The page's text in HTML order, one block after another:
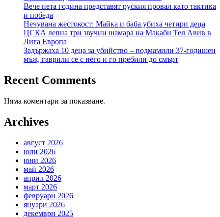
Вече пета година представят руския провал като тактика
и победа
Нечувана жестокост: Майка и баба убиха четири деца
ЦСКА лепна три звучни шамара на Макаби Тел Авив в
Лига Европа
Задържаха 10 деца за убийство – подмамили 37-годишен
мъж, гаврили се с него и го пребили до смърт
Recent Comments
Няма коментари за показване.
Archives
август 2026
юли 2026
юни 2026
май 2026
април 2026
март 2026
февруари 2026
януари 2026
декември 2025